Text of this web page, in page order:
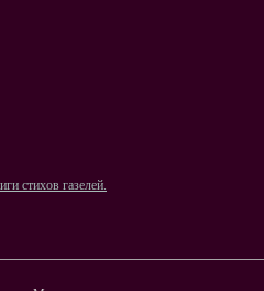
стихов газелей.